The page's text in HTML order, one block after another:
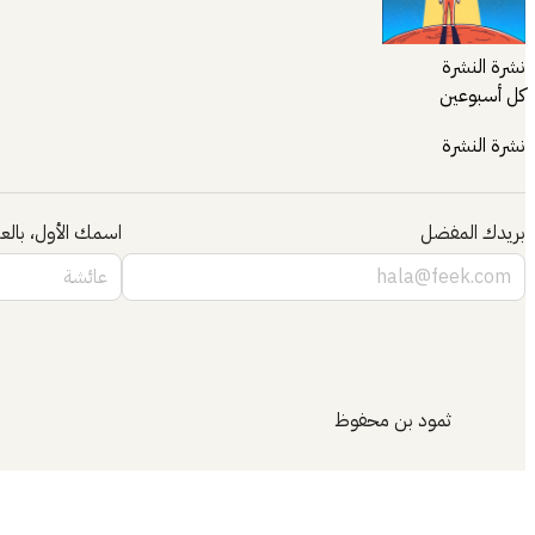
نشرة النشرة
كل أسبوعين
نشرة النشرة
بريدك المفضل اسمك الأول،
ثمود بن محفوظ